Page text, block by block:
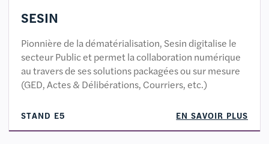
SESIN
Pionnière de la dématérialisation, Sesin digitalise le
secteur Public et permet la collaboration numérique
au travers de ses solutions packagées ou sur mesure
(GED, Actes & Délibérations, Courriers, etc.)
STAND E5 EN SAVOIR PLUS